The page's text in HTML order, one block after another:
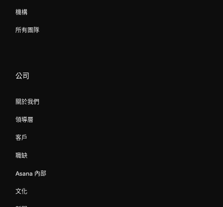
機構
所有團隊
公司
關於我們
領導層
客戶
職缺
Asana 內部
文化